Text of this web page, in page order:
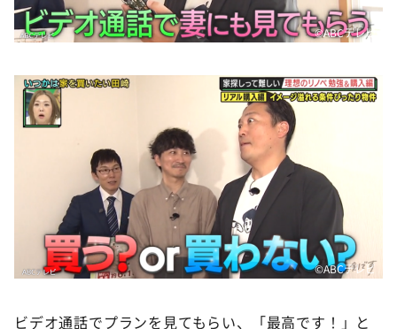
©️ABCテレビ
©️ABCテレビ
ビデオ通話でプランを見てもらい、「最高です！」と